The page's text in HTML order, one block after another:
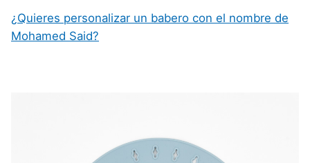
¿Quieres personalizar un babero con el nombre de
Mohamed Said?